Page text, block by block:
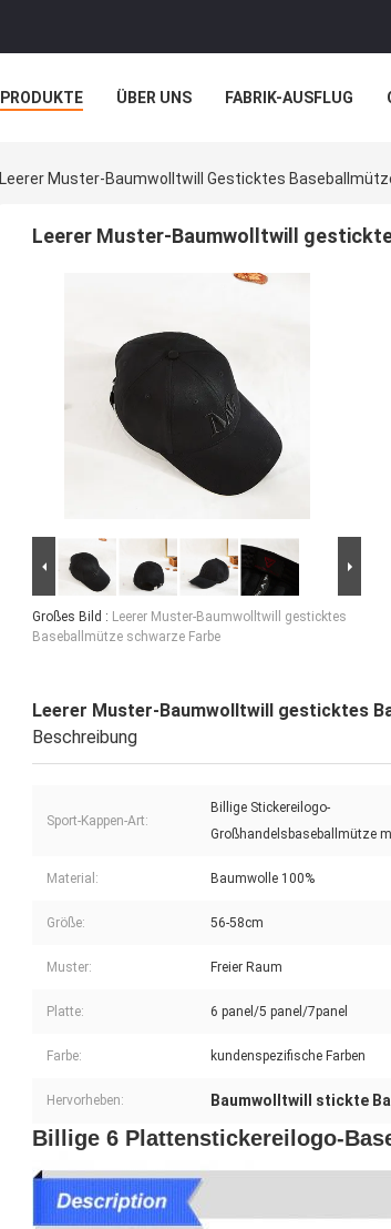
PRODUKTE ÜBER UNS FABRIK-AUSFLUG
Leerer Muster-Baumwolltwill Gesticktes
Leerer Muster-Baumwolltwill
Großes Bild : Leerer Muster-Baumwolltwill gesticktes
Baseballmütze schwarze Farbe
Leerer Muster-Baumwolltwill gesticktes
Beschreibung
Sport-Kappen-Art:
Billige Stickereilogo-
Großhandelsbaseballmütze
Material: Baumwolle 100%
Größe: 56-58cm
Muster: Freier Raum
Platte: 6 panel/5 panel/7panel
Farbe: kundenspezifische Farben
Hervorheben: Baumwolltwill stickte
Billige 6 Plattenstickereilogo-